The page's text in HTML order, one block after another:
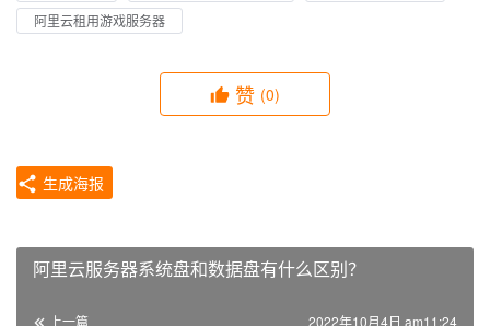
阿里云租用游戏服务器
赞 (0)
生成海报
阿里云服务器系统盘和数据盘有什么区别？
上一篇 2022年10月4日 am11:24